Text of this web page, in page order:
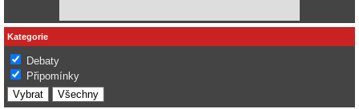
Kategorie
Debaty
Připomínky